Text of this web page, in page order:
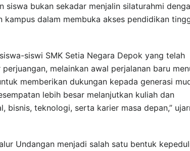
siswa bukan sekadar menjalin silaturahmi
dalam membuka akses pendidikan
siswi SMK Setia Negara Depok yang telah
melainkan awal perjalanan baru
memberikan dukungan kepada generasi
lebih besar melanjutkan kuliah dan
bisnis, teknologi, serta karier masa depan,”
Undangan menjadi salah satu bentuk